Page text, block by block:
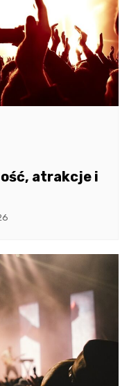
atrakcje i